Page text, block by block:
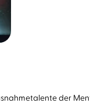
der